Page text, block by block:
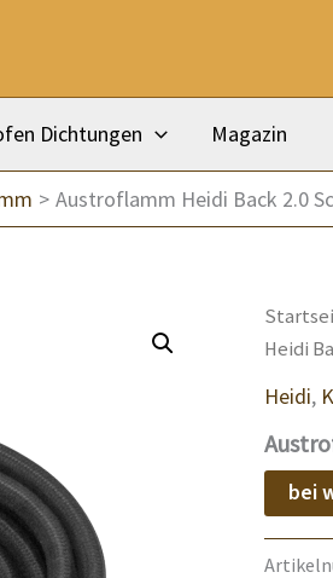
Dichtungen Magazin
Austroflamm Heidi Back 2.0
Heidi
Heidi,
bei